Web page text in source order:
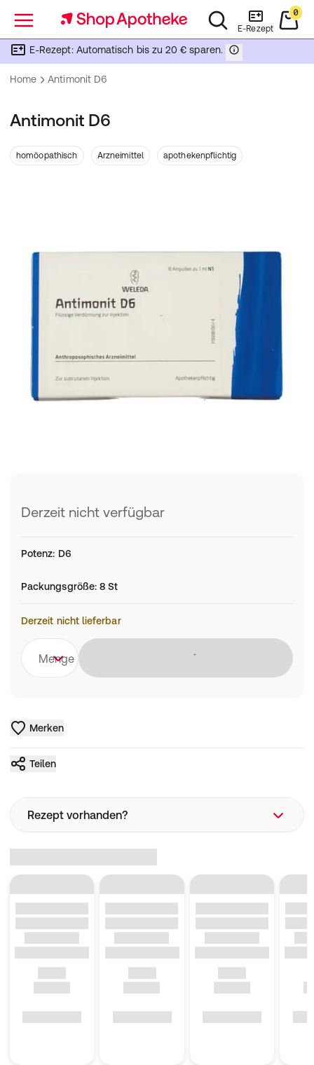
Menü E-Rezept
0
E-Rezept: Automatisch bis zu 20 € sparen.
Home Antimonit D6
Antimonit D6
homöopathisch Arzneimittel apothekenpflichtig
Derzeit nicht verfügbar
Potenz: D6
Packungsgröße:8 St
Derzeit nicht lieferbar
Menge Lädt
Merken
Teilen
Rezept vorhanden?
Rezeptart